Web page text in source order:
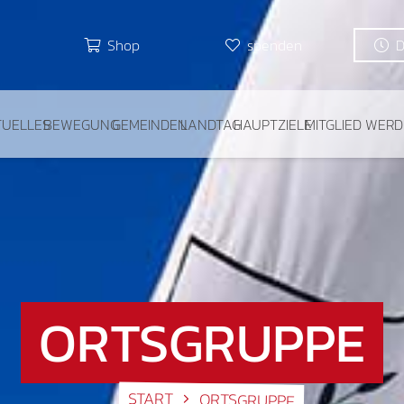
Shop spenden
BEWEGUNGGEMEINDENLANDTAGHAUPTZIELEMITGLIED
ORTSGRUPPE
START